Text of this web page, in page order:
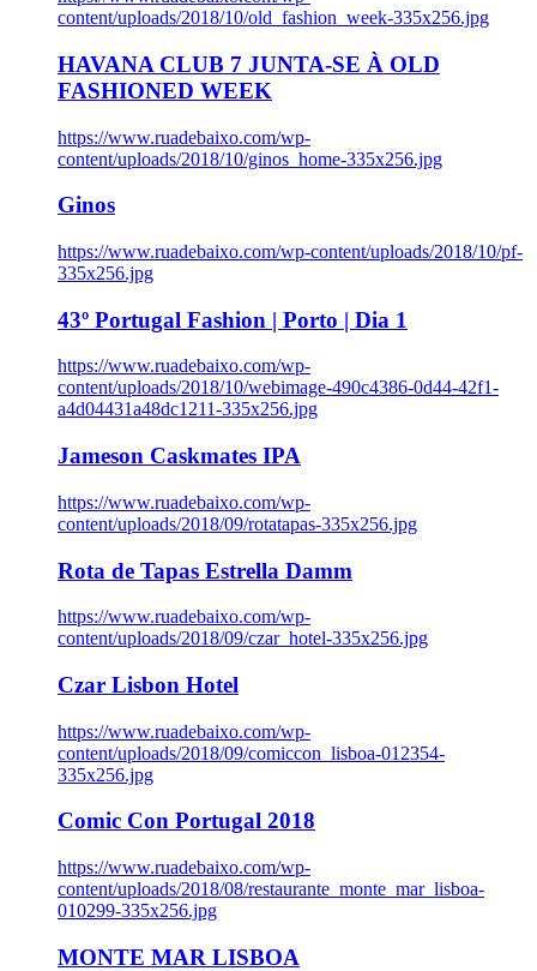
content/uploads/2018/10/old_fashion_week-335x256.jpg
HAVANA CLUB 7 JUNTA-SE À OLD
FASHIONED WEEK
https://www.ruadebaixo.com/wp-
content/uploads/2018/10/ginos_home-335x256.jpg
Ginos
https://www.ruadebaixo.com/wp-content/uploads/2018/10/pf-
335x256.jpg
43º Portugal Fashion | Porto | Dia 1
https://www.ruadebaixo.com/wp-
content/uploads/2018/10/webimage-490c4386-0d44-42f1-
a4d04431a48dc1211-335x256.jpg
Jameson Caskmates IPA
https://www.ruadebaixo.com/wp-
content/uploads/2018/09/rotatapas-335x256.jpg
Rota de Tapas Estrella Damm
https://www.ruadebaixo.com/wp-
content/uploads/2018/09/czar_hotel-335x256.jpg
Czar Lisbon Hotel
https://www.ruadebaixo.com/wp-
content/uploads/2018/09/comiccon_lisboa-012354-
335x256.jpg
Comic Con Portugal 2018
https://www.ruadebaixo.com/wp-
content/uploads/2018/08/restaurante_monte_mar_lisboa-
010299-335x256.jpg
MONTE MAR LISBOA